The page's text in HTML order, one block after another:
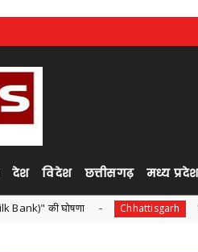
देश विदेश छत्तीसगढ़ मध्य
Chhattisgarh सीजी पीएससी द्वारा